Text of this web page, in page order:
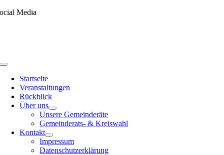
SkipMedia
Toggle
NavigationStartseite
Veranstaltungen
Rückblick
Über uns
Unsere Gemeinderäte
Gemeinderats- & Kreiswahl
Kontakt
Impressum
Datenschutzerklärung